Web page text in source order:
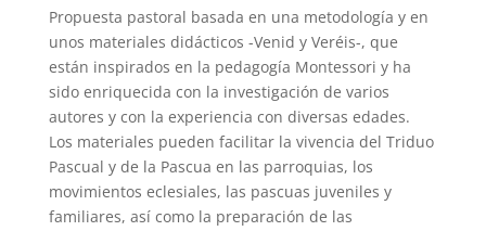
Propuesta pastoral basada en una metodología y en
unos materiales didácticos -Venid y Veréis-, que
están inspirados en la pedagogía Montessori y ha
sido enriquecida con la investigación de varios
autores y con la experiencia con diversas edades.
Los materiales pueden facilitar la vivencia del Triduo
Pascual y de la Pascua en las parroquias, los
movimientos eclesiales, las pascuas juveniles y
familiares, así como la preparación de las